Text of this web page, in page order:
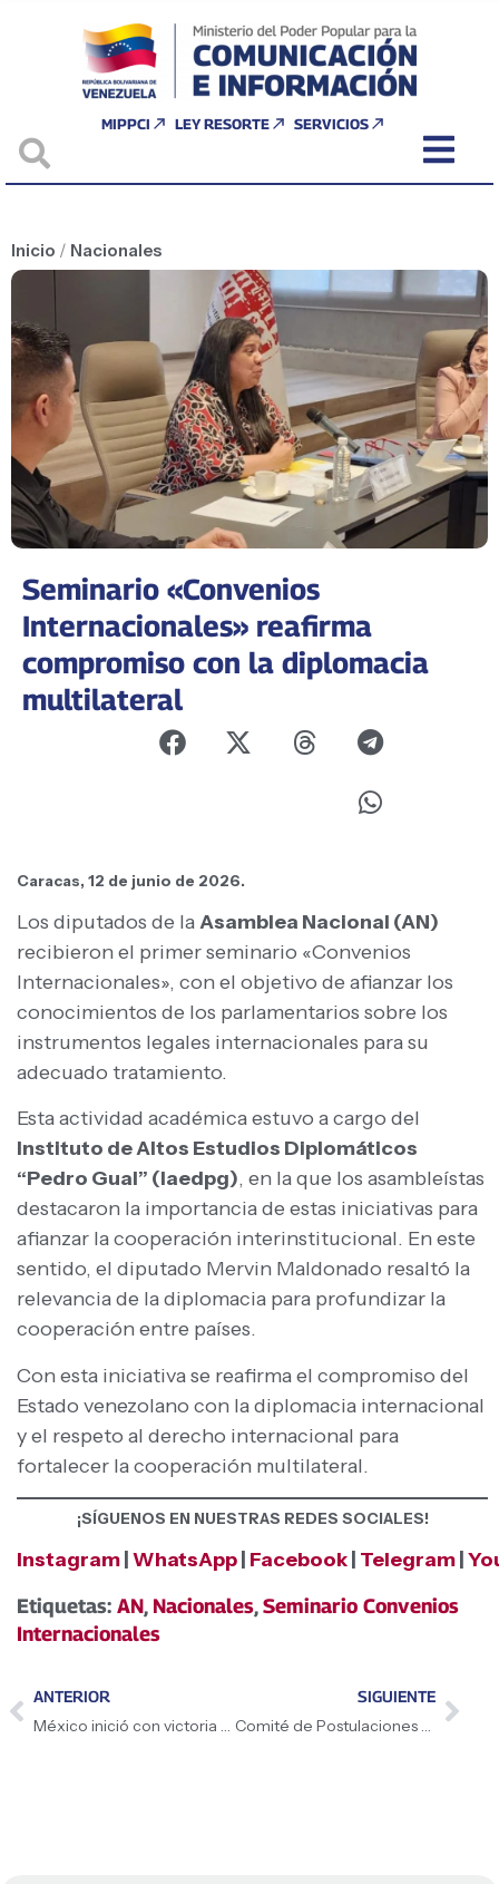
MIPPCI LEY RESORTE SERVICIOS
Inicio / Nacionales
Seminario «Convenios
Internacionales» reafirma
compromiso con la diplomacia
multilateral
Caracas, 12 de junio de 2026.
Los diputados de laAsamblea Nacional (AN)
recibieron el primer seminario «Convenios
Internacionales», con el objetivo de afianzar los
conocimientos de los parlamentarios sobre los
instrumentos legales internacionales para su
adecuado tratamiento.
Esta actividad académica estuvo a cargo del
Instituto de Altos Estudios Diplomáticos
“Pedro Gual” (Iaedpg), en la que los asambleístas
destacaron la importancia de estas iniciativas para
afianzar la cooperación interinstitucional. En este
sentido, el diputado Mervin Maldonado resaltó la
relevancia de la diplomacia para profundizar la
cooperación entre países.
Con esta iniciativa se reafirma el compromiso del
Estado venezolano con la diplomacia internacional
y el respeto al derecho internacional para
fortalecer la cooperación multilateral.
¡SÍGUENOS EN NUESTRAS REDES SOCIALES!
Instagram WhatsApp Facebook Telegram
Etiquetas: AN, Nacionales,Seminario Convenios
Internacionales
ANTERIOR
México inició con victoria el Mundial 2026 tras vencer a Sudáfrica
SIGUIENTE
Comité de Postulaciones Judiciales extendió plazo para entrega de documentos hasta el 17 de junio